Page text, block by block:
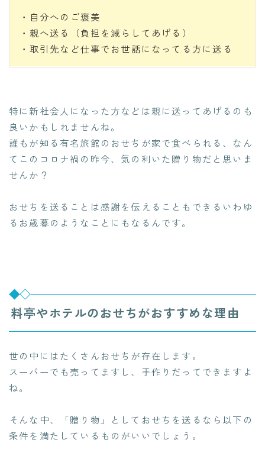
・自分へのご褒美
・親へ送る（負担を減らしてあげる）
・取引先など仕事でお世話になってる方に送る
特に新社会人になった方などは親に送ってあげるのも
良いかもしれませんね。
誰もが知る有名旅館のおせちが家で食べられる、なん
てこのコロナ禍の昨今、気の利いた贈り物だと思いま
せんか？
おせちを送ることは感謝を伝えることもできるいわゆ
るお歳暮のようなことにもなるんです。
料亭やホテルのおせちがおすすめな理由
世の中にはたくさんおせちが存在します。
スーパーでも売ってますし、手作りだってできますよ
ね。
そんな中、「贈り物」としておせちを送るなら以下の
条件を満たしているものがいいでしょう。